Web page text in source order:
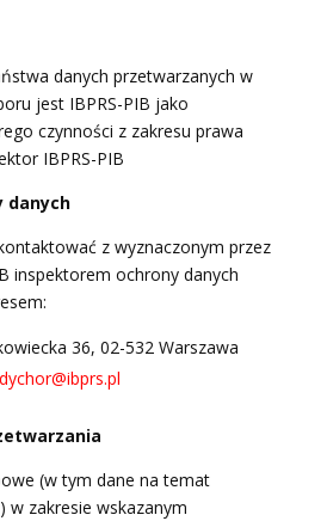
danych przetwarzanych w
jest IBPRS-PIB jako
czynności z zakresu prawa
IBPRS-PIB
danych
z wyznaczonym przez
inspektorem ochrony danych
36, 02-532 Warszawa
(w tym dane na temat
w zakresie wskazanym